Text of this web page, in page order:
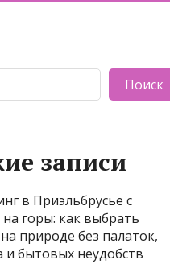
Поиск
записи
в Приэльбрусье с
горы: как выбрать
природе без палаток,
и бытовых неудобств